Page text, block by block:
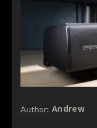
Author: Andrew